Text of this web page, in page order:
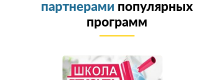
партнерами популярных
программ